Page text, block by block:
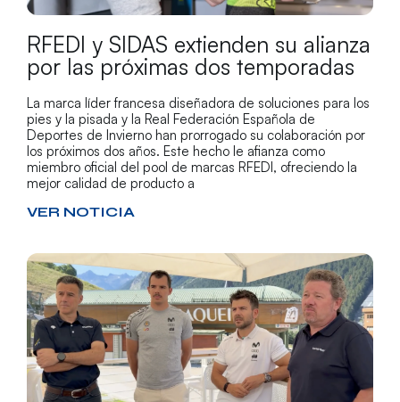
RFEDI y SIDAS extienden su alianza
por las próximas dos temporadas
La marca líder francesa diseñadora de soluciones para los
pies y la pisada y la Real Federación Española de
Deportes de Invierno han prorrogado su colaboración por
los próximos dos años. Este hecho le afianza como
miembro oficial del pool de marcas RFEDI, ofreciendo la
mejor calidad de producto a
VER NOTICIA